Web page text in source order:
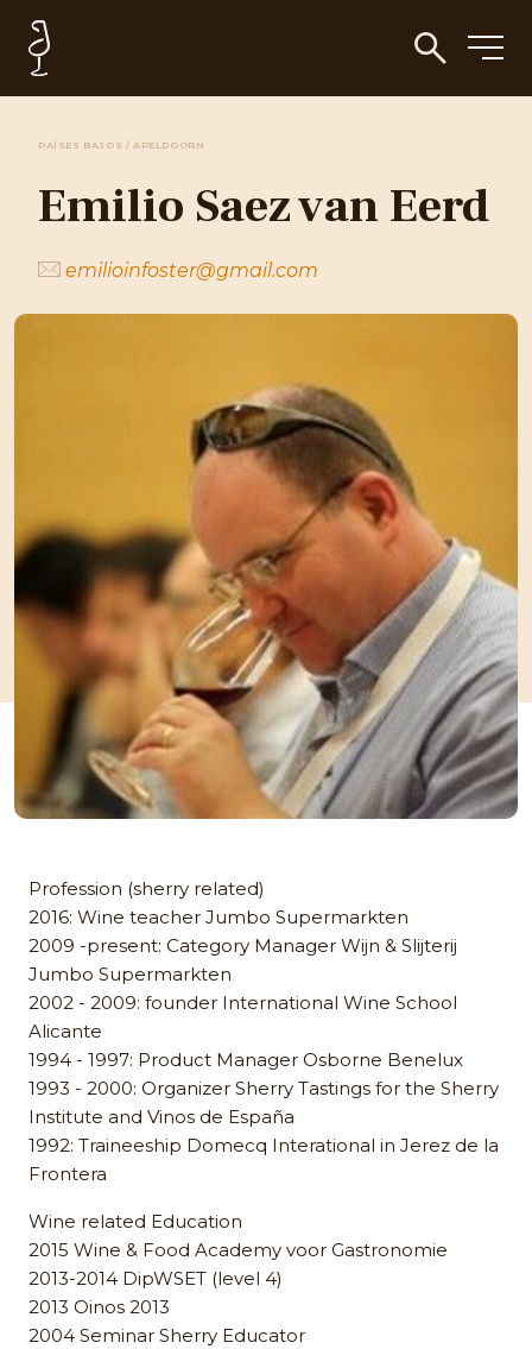
PAÍSES BAJOS / APELDOORN
Emilio Saez van Eerd
emilioinfoster@gmail.com
Profession (sherry related)
2016: Wine teacher Jumbo Supermarkten
2009 -present: Category Manager Wijn & Slijterij
Jumbo Supermarkten
2002 - 2009: founder International Wine School
Alicante
1994 - 1997: Product Manager Osborne Benelux
1993 - 2000: Organizer Sherry Tastings for the Sherry
Institute and Vinos de España
1992: Traineeship Domecq Interational in Jerez de la
Frontera
Wine related Education
2015 Wine & Food Academy voor Gastronomie
2013-2014 DipWSET (level 4)
2013 Oinos 2013
2004 Seminar Sherry Educator